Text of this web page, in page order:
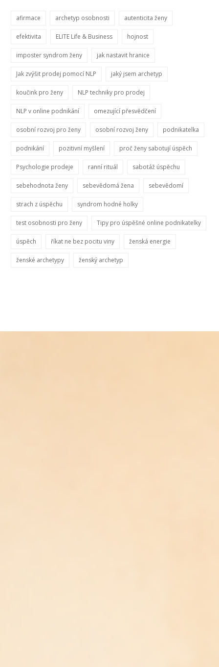
afirmace archetyp osobnosti autenticita ženy
efektivita ELITE Life & Business hojnost
imposter syndrom ženy jak nastavit hranice
Jak zvýšit prodej pomocí NLP jaký jsem archetyp
koučink pro ženy NLP techniky pro prodej
NLP v online podnikání omezující přesvědčení
osobní rozvoj pro ženy osobní rozvoj ženy podnikatelka
podnikání pozitivní myšlení proč ženy sabotují úspěch
Psychologie prodeje ranní rituál sabotáž úspěchu
sebehodnota ženy sebevědomá žena sebevědomí
strach z úspěchu syndrom hodné holky
test osobnosti pro ženy Tipy pro úspěšné online podnikatelky
úspěch říkat ne bez pocitu viny ženská energie
ženské archetypy ženský archetyp